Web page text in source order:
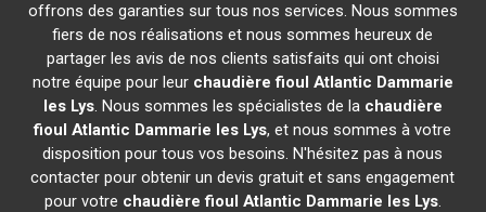
offrons des garanties sur tous nos services. Nous sommes
fiers de nos réalisations et nous sommes heureux de
partager les avis de nos clients satisfaits qui ont choisi
notre équipe pour leur chaudière fioul Atlantic Dammarie
les Lys. Nous sommes les spécialistes de la chaudière
fioul Atlantic Dammarie les Lys, et nous sommes à votre
disposition pour tous vos besoins. N'hésitez pas à nous
contacter pour obtenir un devis gratuit et sans engagement
pour votre chaudière fioul Atlantic Dammarie les Lys.